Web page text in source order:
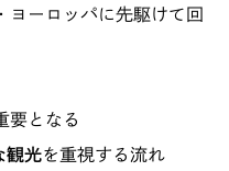
ヨーロッパに先駆けて回
要となる
観光を重視する流れ